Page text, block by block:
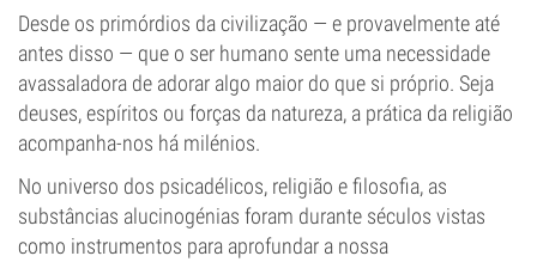
Desde os primórdios da civilização — e provavelmente até
antes disso — que o ser humano sente uma necessidade
avassaladora de adorar algo maior do que si próprio. Seja
deuses, espíritos ou forças da natureza, a prática da religião
acompanha-nos há milénios.
No universo dos psicadélicos, religião e filosofia, as
substâncias alucinogénias foram durante séculos vistas
como instrumentos para aprofundar a nossa